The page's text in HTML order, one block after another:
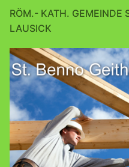
RÖM.- KATH. GEMEINDE
LAUSICK